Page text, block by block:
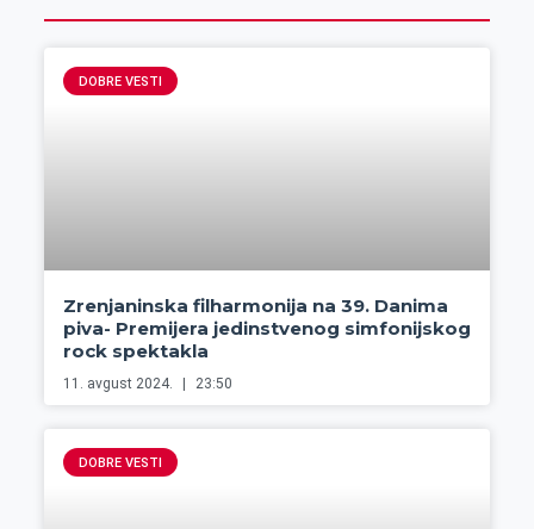
DOBRE VESTI
Zrenjaninska filharmonija na 39. Danima
piva- Premijera jedinstvenog simfonijskog
rock spektakla
11. avgust 2024. 23:50
DOBRE VESTI